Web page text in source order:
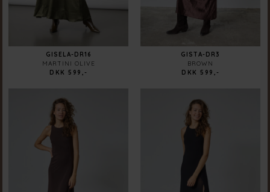
GISELA-DR16
MARTINI OLIVE
DKK 599,-
GISTA-DR3
BROWN
DKK 599,-